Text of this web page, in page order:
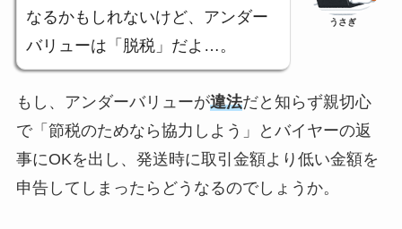
なるかもしれないけど、アンダー
バリューは「脱税」だよ…。
うさぎ
もし、アンダーバリューが違法だと知らず親切心
で「節税のためなら協力しよう」とバイヤーの返
事にOKを出し、発送時に取引金額より低い金額を
申告してしまったらどうなるのでしょうか。